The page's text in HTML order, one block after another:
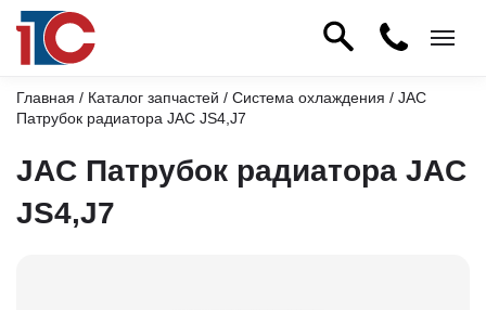
Главная / Каталог запчастей / Система охлаждения / JAC
Патрубок радиатора JAC JS4,J7
JAC Патрубок радиатора JAC
JS4,J7